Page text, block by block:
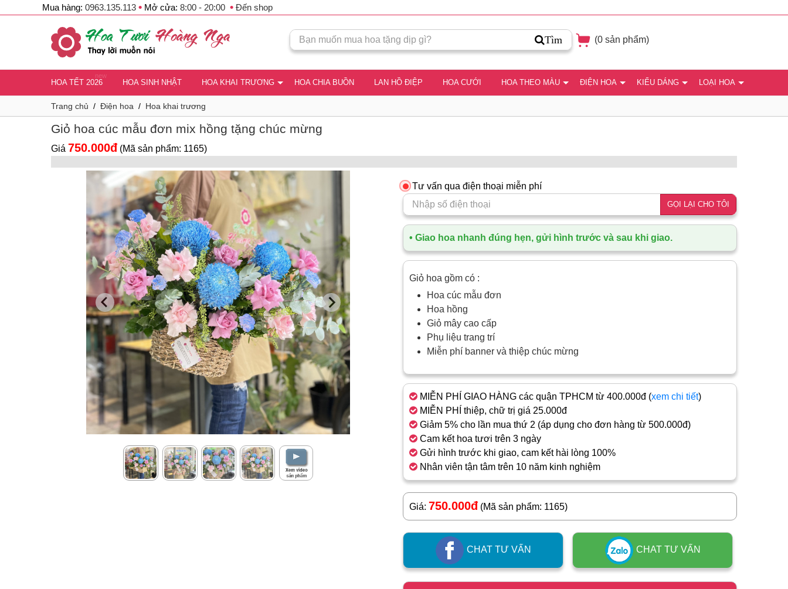
Mua hàng: 0963.135.113 • Mở cửa: 8:00 - 20:00 • Đến shop
Tìm (0 sản phẩm)
new
HOA TẾT 2026 HOA SINH NHẬT HOA KHAI TRƯƠNG HOA CHIA BUỒN LAN HỒ ĐIỆP HOA CƯỚI HOA THEO MÀU ĐIỆN HOA KIỂU DÁNG LOẠI HOA
Trang chủ / Điện hoa / Hoa khai trương
Giỏ hoa cúc mẫu đơn mix hồng tặng chúc mừng
Giá 750.000đ (Mã sản phẩm: 1165)
Tư vấn qua điện thoại miễn phí
GỌI LẠI CHO TÔI
• Giao hoa nhanh đúng hẹn, gửi hình trước và sau khi giao.
Giỏ hoa gồm có :
Hoa cúc mẫu đơn
Hoa hồng
Giỏ mây cao cấp
Phụ liệu trang trí
Miễn phí banner và thiệp chúc mừng
MIỄN PHÍ GIAO HÀNG các quận TPHCM từ 400.000đ (xem chi tiết)
MIỄN PHÍ thiệp, chữ trị giá 25.000đ
Giảm 5% cho lần mua thứ 2 (áp dụng cho đơn hàng từ 500.000đ)
Cam kết hoa tươi trên 3 ngày
Gửi hình trước khi giao, cam kết hài lòng 100%
Nhân viên tận tâm trên 10 năm kinh nghiệm
Giá: 750.000đ (Mã sản phẩm: 1165)
CHAT TƯ VẤN CHAT TƯ VẤN